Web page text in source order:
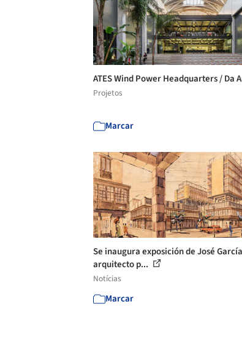
ATES Wind Power Headquarters / Da
Projetos
Marcar
Se inaugura exposición de José
arquitecto p...
Notícias
Marcar